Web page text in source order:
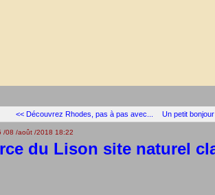
<< Découvrez Rhodes, pas à pas avec... Un petit
/08 /août /2018 18:22
du Lison site naturel